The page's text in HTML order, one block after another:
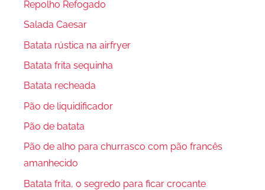
Repolho Refogado
Salada Caesar
Batata rústica na airfryer
Batata frita sequinha
Batata recheada
Pão de liquidificador
Pão de batata
Pão de alho para churrasco com pão francês
amanhecido
Batata frita, o segredo para ficar crocante